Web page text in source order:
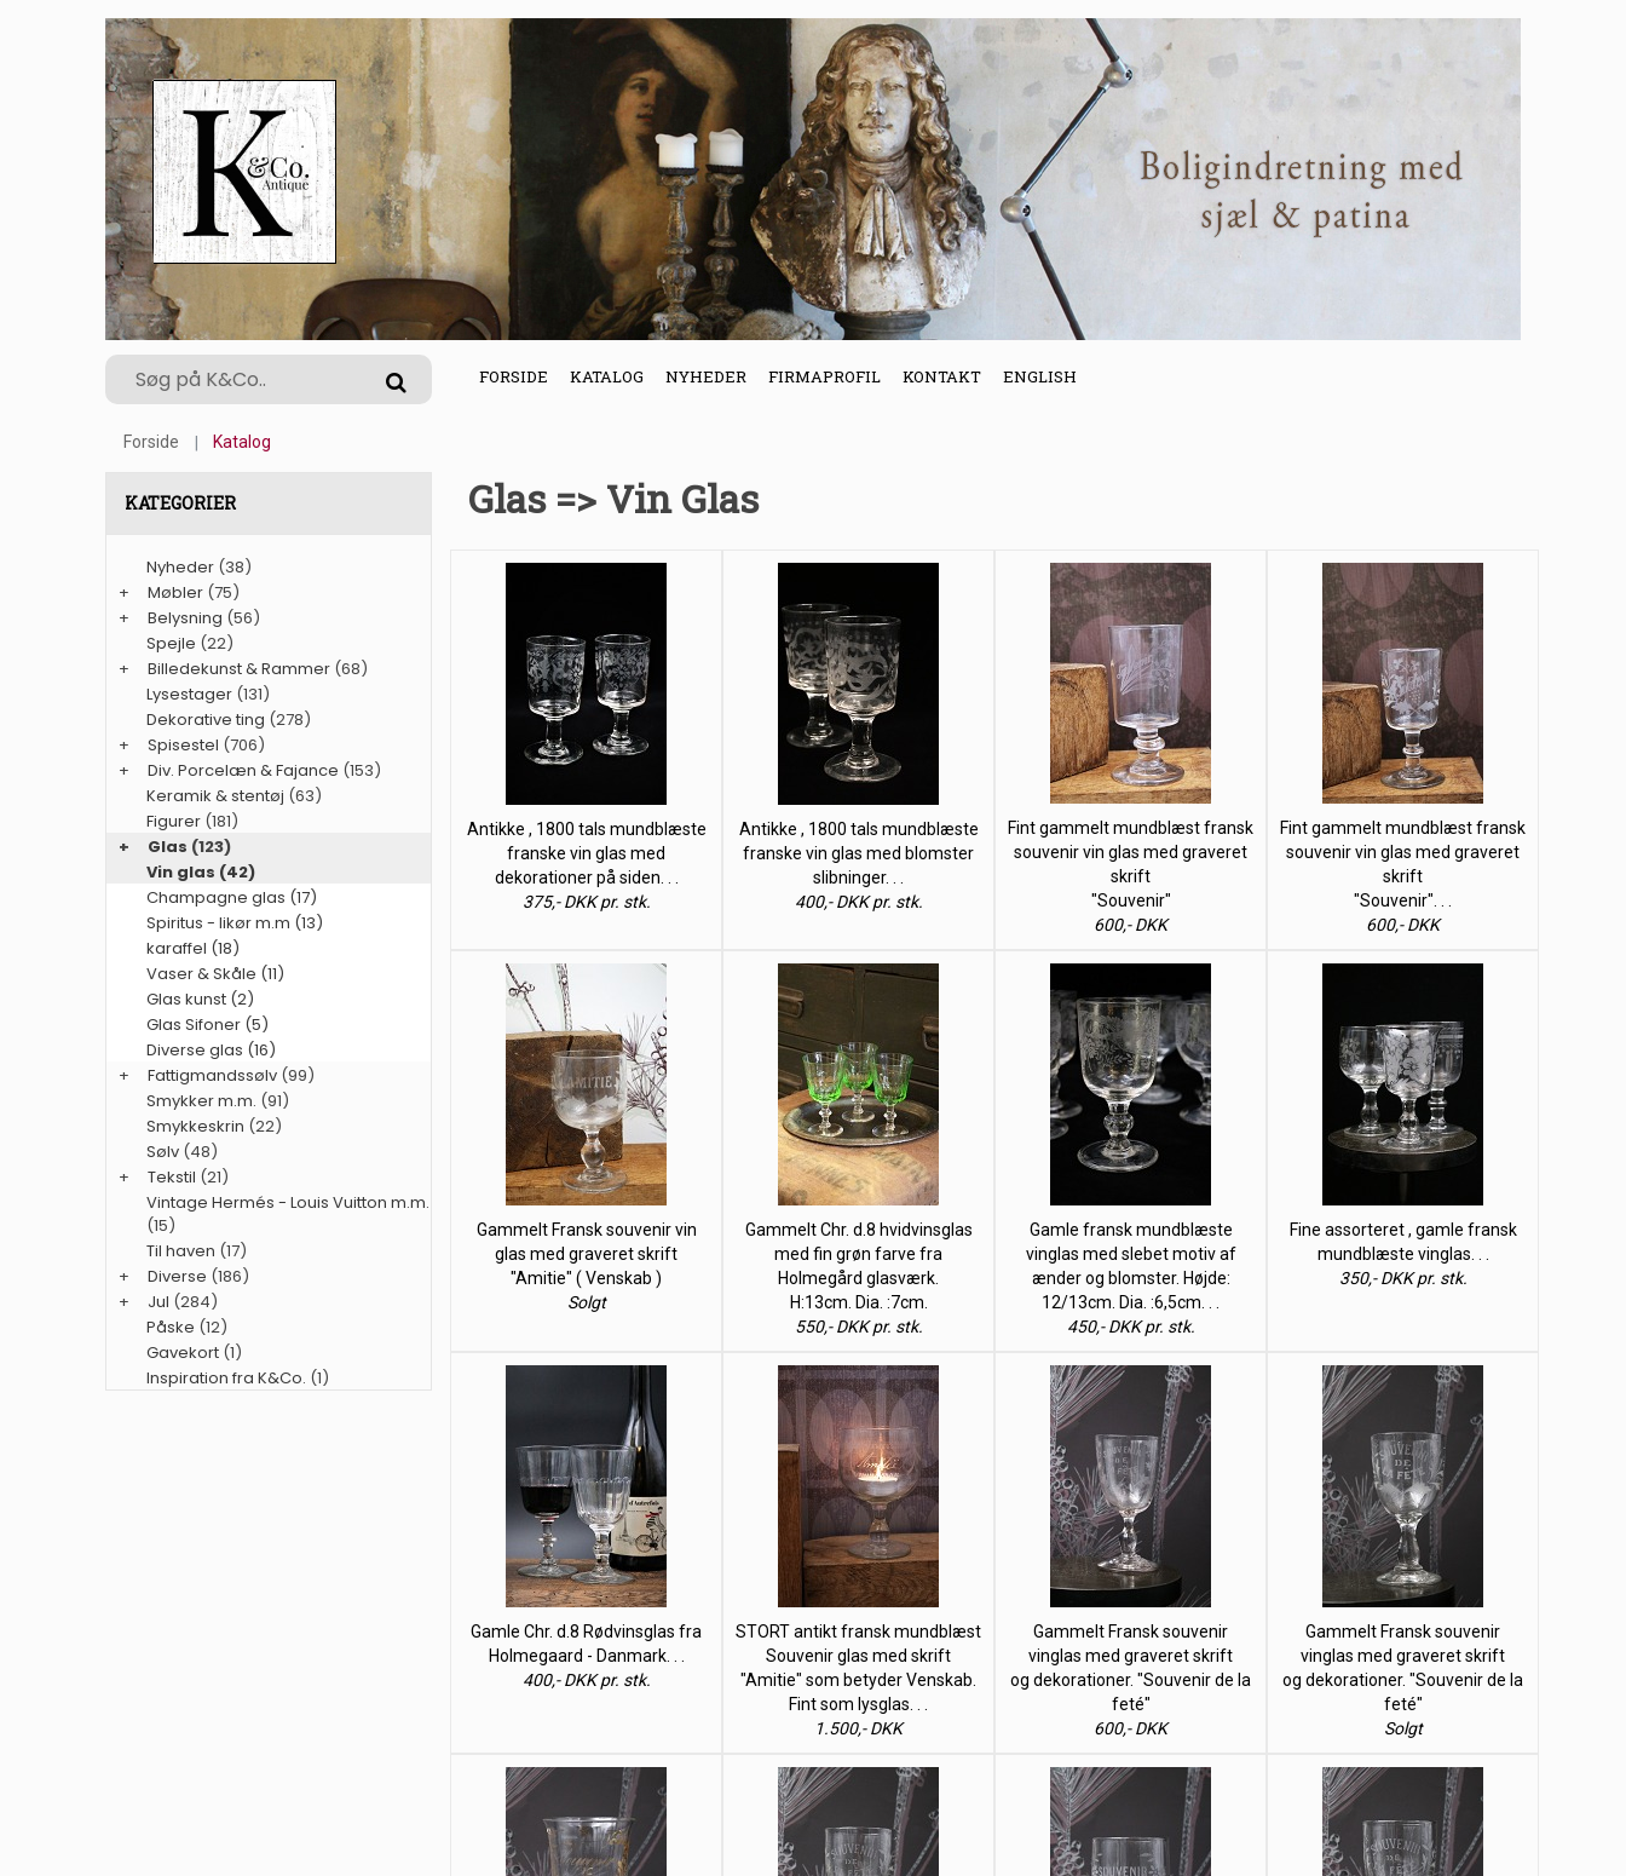
FORSIDE KATALOG NYHEDER FIRMAPROFIL KONTAKT ENGLISH
Forside Katalog
Glas => Vin Glas
Antikke , 1800 tals mundblæste
franske vin glas med
dekorationer på siden. . .
375,- DKK pr. stk.
Antikke , 1800 tals mundblæste
franske vin glas med blomster
slibninger. . .
400,- DKK pr. stk.
Fint gammelt mundblæst fransk
souvenir vin glas med graveret
skrift
"Souvenir"
600,- DKK
Fint gammelt mundblæst fransk
souvenir vin glas med graveret
skrift
"Souvenir". . .
600,- DKK
Gammelt Fransk souvenir vin
glas med graveret skrift
"Amitie" ( Venskab )
Solgt
Gammelt Chr. d.8 hvidvinsglas
med fin grøn farve fra
Holmegård glasværk.
H:13cm. Dia. :7cm.
550,- DKK pr. stk.
Gamle fransk mundblæste
vinglas med slebet motiv af
ænder og blomster. Højde:
12/13cm. Dia. :6,5cm. . .
450,- DKK pr. stk.
Fine assorteret , gamle fransk
mundblæste vinglas. . .
350,- DKK pr. stk.
Gamle Chr. d.8 Rødvinsglas fra
Holmegaard - Danmark. . .
400,- DKK pr. stk.
STORT antikt fransk mundblæst
Souvenir glas med skrift
"Amitie" som betyder Venskab.
Fint som lysglas. . .
1.500,- DKK
Gammelt Fransk souvenir
vinglas med graveret skrift
og dekorationer. "Souvenir de la
feté"
600,- DKK
Gammelt Fransk souvenir
vinglas med graveret skrift
og dekorationer. "Souvenir de la
feté"
Solgt
KATEGORIER
Nyheder (38)
+
Møbler (75)
+
Belysning (56)
Spejle (22)
+
Billedekunst & Rammer (68)
Lysestager (131)
Dekorative ting (278)
+
Spisestel (706)
+
Div. Porcelæn & Fajance (153)
Keramik & stentøj (63)
Figurer (181)
+
Glas (123)
Vin glas (42)
Champagne glas (17)
Spiritus - likør m.m (13)
karaffel (18)
Vaser & Skåle (11)
Glas kunst (2)
Glas Sifoner (5)
Diverse glas (16)
+
Fattigmandssølv (99)
Smykker m.m. (91)
Smykkeskrin (22)
Sølv (48)
+
Tekstil (21)
Vintage Hermés - Louis Vuitton m.m.
(15)
Til haven (17)
+
Diverse (186)
+
Jul (284)
Påske (12)
Gavekort (1)
Inspiration fra K&Co. (1)